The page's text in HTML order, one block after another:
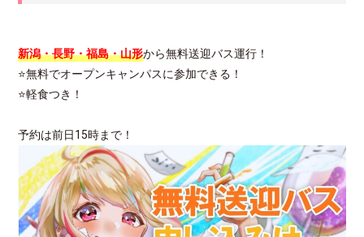
新潟・長野・福島・山形から無料送迎バス運行！
⭐無料でオープンキャンパスに参加できる！
⭐軽食つき！
予約は前日15時まで！